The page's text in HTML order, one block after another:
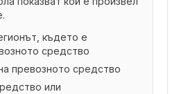
където е
средство
превозното средство
или